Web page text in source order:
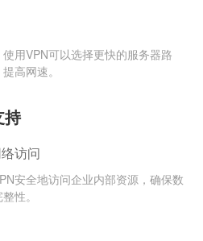
用VPN可以选择更快的服务器路
高网速。
持
访问
安全地访问企业内部资源，确保数
性。